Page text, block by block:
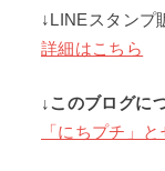
↓LINEスタンプ
詳細はこちら
↓このブログに
「にちプチ」